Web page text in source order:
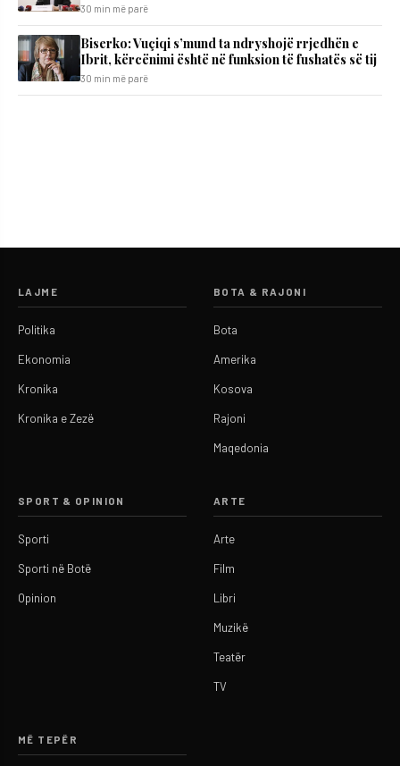
30 min më parë
Biserko: Vuçiqi s’mund ta ndryshojë rrjedhën e
Ibrit, kërcënimi është në funksion të fushatës së tij
30 min më parë
LAJME
Politika
Ekonomia
Kronika
Kronika e Zezë
BOTA & RAJONI
Bota
Amerika
Kosova
Rajoni
Maqedonia
SPORT & OPINION
Sporti
Sporti në Botë
Opinion
ARTE
Arte
Film
Libri
Muzikë
Teatër
TV
MË TEPËR